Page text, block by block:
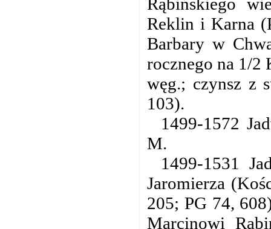
Reklin i Karna
Barbary w
rocznego na 1/2
węg.; czynsz z
103).
1499-1572
M.
1499-1531
Jaromierza
205; PG 74,
Marcinowi